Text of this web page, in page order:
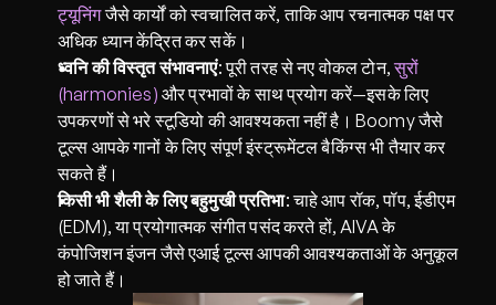
ट्यूनिंग जैसे कार्यों को स्वचालित करें, ताकि आप रचनात्मक पक्ष पर
अधिक ध्यान केंद्रित कर सकें।
ध्वनि की विस्तृत संभावनाएं: पूरी तरह से नए वोकल टोन, सुरों
(harmonies) और प्रभावों के साथ प्रयोग करें—इसके लिए
उपकरणों से भरे स्टूडियो की आवश्यकता नहीं है। Boomy जैसे
टूल्स आपके गानों के लिए संपूर्ण इंस्ट्रूमेंटल बैकिंग्स भी तैयार कर
सकते हैं।
किसी भी शैली के लिए बहुमुखी प्रतिभा: चाहे आप रॉक, पॉप, ईडीएम
(EDM), या प्रयोगात्मक संगीत पसंद करते हों, AIVA के
कंपोजिशन इंजन जैसे एआई टूल्स आपकी आवश्यकताओं के अनुकूल
हो जाते हैं।